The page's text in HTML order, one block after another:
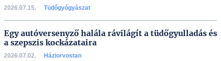
2026.07.15. Tüdőgyógyászat
Egy autóversenyző halála rávilágít a tüdőgyulladás és
a szepszis kockázataira
2026.07.02. Háziorvostan